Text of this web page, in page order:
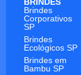
Brindes
Corporativos
SP
Brindes
Ecológicos SP
Brindes em
Bambu SP